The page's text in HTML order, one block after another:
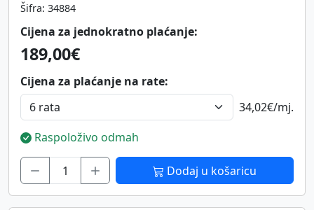
Šifra: 34884
Cijena za jednokratno plaćanje:
189,00€
Cijena za plaćanje na rate:
34,02€/mj.
Raspoloživo odmah
Dodaj u košaricu